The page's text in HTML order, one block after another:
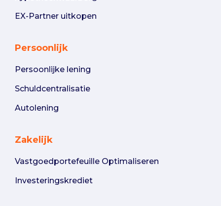
EX-Partner uitkopen
Persoonlijk
Persoonlijke lening
Schuldcentralisatie
Autolening
Zakelijk
Vastgoedportefeuille Optimaliseren
Investeringskrediet